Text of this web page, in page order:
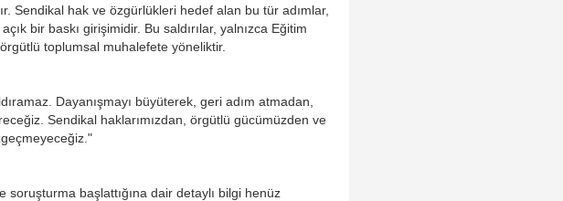
Sendikal hak ve özgürlükleri hedef alan bu tür adımlar,
bir baskı girişimidir. Bu saldırılar, yalnızca Eğitim
toplumsal muhalefete yöneliktir.
Dayanışmayı büyüterek, geri adım atmadan,
Sendikal haklarımızdan, örgütlü gücümüzden ve
soruşturma başlattığına dair detaylı bilgi henüz